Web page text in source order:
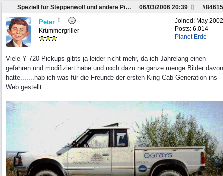
Speziell für Steppenwolf und andere Pickup Freunde #84615
06/03/2006 20:39
Joined: May 2002
Posts: 6,014
Planet Erde
Peter
Krümmergriller
Viele Y 720 Pickups gibts ja leider nicht mehr, da ich Jahrelang einen
gefahren und modifiziert habe und noch dazu ne ganze menge Bilder davon
hatte.......hab ich was für die Freunde der ersten King Cab Generation ins
Web gestellt.